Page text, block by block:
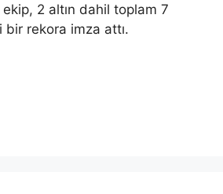
ekip, 2 altın dahil toplam 7
rekora imza attı.